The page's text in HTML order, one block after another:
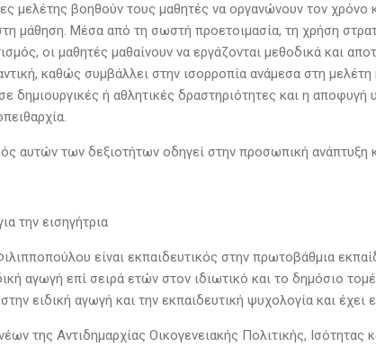
μελέτης βοηθούν τους μαθητές να οργανώνουν τον
μάθηση. Μέσα από τη σωστή προετοιμασία, τη χρήση
οι μαθητές μαθαίνουν να εργάζονται μεθοδικά και
καθώς συμβάλλει στην ισορροπία ανάμεσα στη
δημιουργικές ή αθλητικές δραστηριότητες και η
αυτών των δεξιοτήτων οδηγεί στην προσωπική ανάπτυξη
την εισηγήτρια
είναι εκπαιδευτικός στην πρωτοβάθμια
αγωγή επί σειρά ετών στον ιδιωτικό και το δημόσιο
ειδική αγωγή και την εκπαιδευτική ψυχολογία και
της Αντιδημαρχίας Οικογενειακής Πολιτικής,